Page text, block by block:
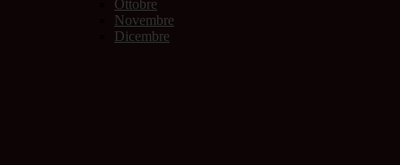
Ottobre
Novembre
Dicembre